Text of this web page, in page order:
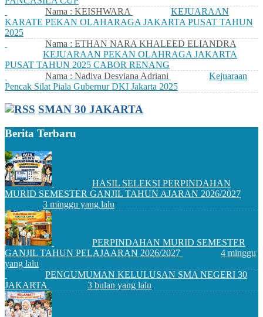
Nama : KEISHWARA
KEJUARAAN
KARATE PEKAN OLAHARAGA JAKARTA PUSAT TAHUN
2025
Nama : ETHAN NARA KHALEED ELIANDRA
KEJUARAAN PEKAN OLAHRAGA JAKARTA
PUSAT TAHUN 2025 CABOR RENANG
Nama : Nadiva Desviana Adriani
Kejuaraan
Pencak Silat Piala Gubernur DKI Jakarta 2025
SMAN 30 JAKARTA
Berita Terbaru
HASIL SELEKSI PERPINDAHAN
MURID SEMESTER GANJIL TAHUN AJARAN 2026/2027
3 minggu yang lalu
PERPINDAHAN MURID SEMESTER
GANJIL TAHUN PELAJAARAN 2026/2027
4 minggu
yang lalu
PENGUMUMAN KELULUSAN SMA NEGERI 30
JAKARTA
3 bulan yang lalu